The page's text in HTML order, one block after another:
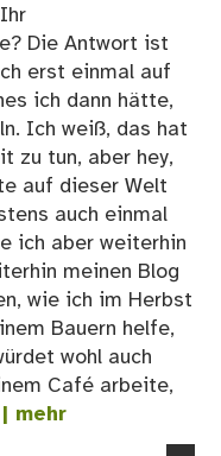
Die Antwort ist
erst einmal auf
ich dann hätte,
Ich weiß, das hat
zu tun, aber hey,
auf dieser Welt
auch einmal
ich aber weiterhin
meinen Blog
wie ich im Herbst
Bauern helfe,
wohl auch
Café arbeite,
| mehr